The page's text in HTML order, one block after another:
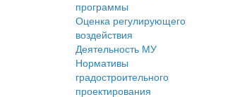
программы
Оценка регулирующего
воздействия
Деятельность МУ
Нормативы
градостроительного
проектирования